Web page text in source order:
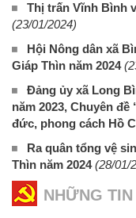
Thị trấn Vĩnh Bình
(23/01/2024)
Hội Nông dân xã
Giáp Thìn năm 2024
Đảng ủy xã Long
năm 2023, Chuyên
đức, phong cách Hồ
Ra quân tổng vệ
Thìn năm 2024 (28/01/
NHỮNG